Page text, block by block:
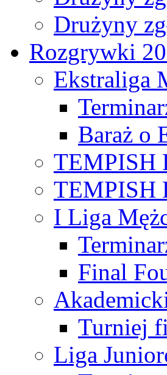
Drużyny
Rozgrywki
Ekstraliga
Baraż o
TEMPISH
TEMPISH
I Liga
Final
Turniej
Liga